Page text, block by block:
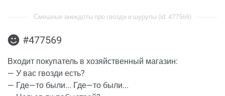
Смешные анекдоты про гвозди и шурупы (id: 477569)
#477569
Входит покупатель в хозяйственный магазин:
— У вас гвозди есть?
— Где—то были... Где—то были...